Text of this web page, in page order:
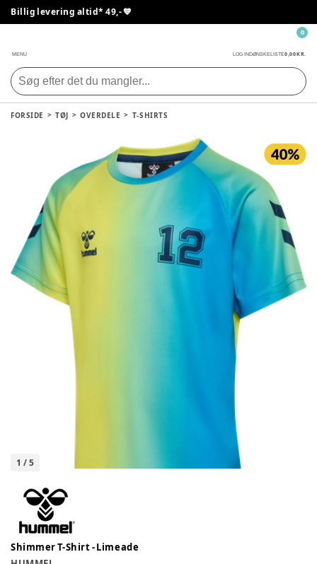
Billig levering altid* 49,- 💙
MENU LOG INDØNSKELISTE0,00 KR.
0
FORSIDE TØJ OVERDELE T-SHIRTS
1 /5
Shimmer T-Shirt - Limeade